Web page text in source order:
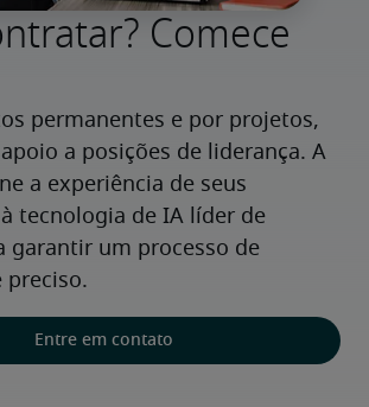
Comece
permanentes e por projetos,
a posições de liderança. A
a experiência de seus
tecnologia de IA líder de
garantir um processo de
preciso.
Entre em contato